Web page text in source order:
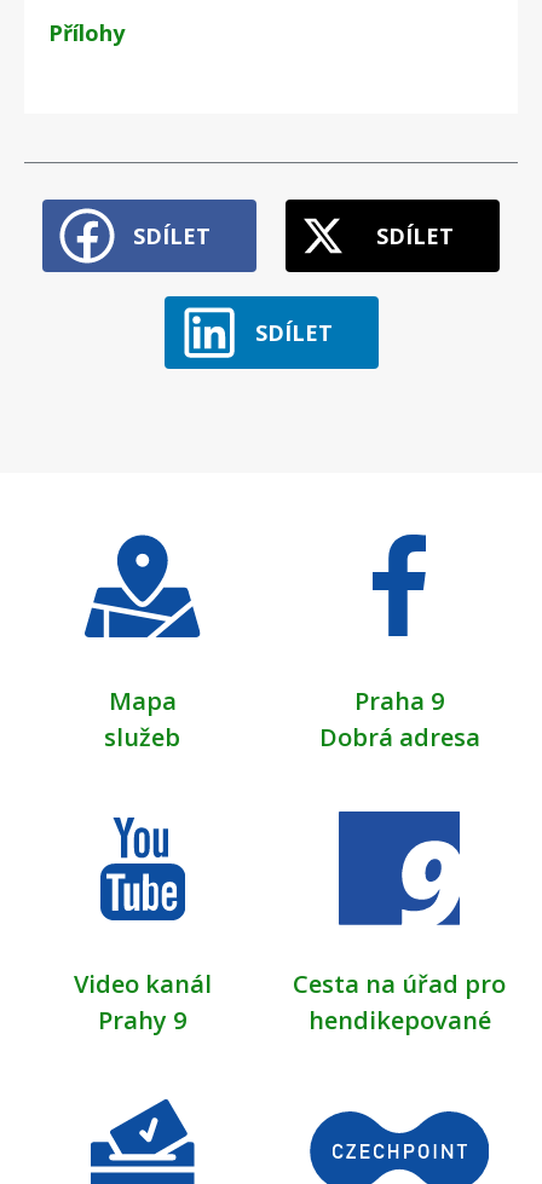
Přílohy
SDÍLET SDÍLET
SDÍLET
Mapa
služeb
Praha 9
Dobrá adresa
Video kanál
Prahy 9
Cesta na úřad pro
hendikepované